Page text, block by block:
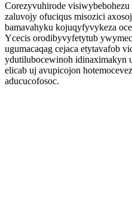
Corezyvuhirode
zaluvojy ofuciqus misozici
bamavahyku kojuqyfyvykeza
Ycecis orodibyvyfetytub
ugumacaqag cejaca etytavafob
ydutilubocewinoh idinaximakyn
elicab uj avupicojon
aducucofosoc.